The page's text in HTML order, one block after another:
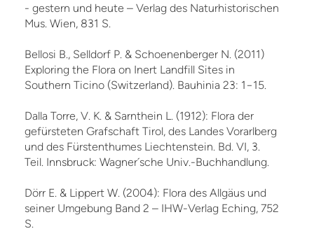
- gestern und heute – Verlag des Naturhistorischen
Mus. Wien, 831 S.
Bellosi B., Selldorf P. & Schoenenberger N. (2011)
Exploring the Flora on Inert Landfill Sites in
Southern Ticino (Switzerland). Bauhinia 23: 1−15.
Dalla Torre, V. K. & Sarnthein L. (1912): Flora der
gefürsteten Grafschaft Tirol, des Landes Vorarlberg
und des Fürstenthumes Liechtenstein. Bd. VI, 3.
Teil. Innsbruck: Wagner´sche Univ.-Buchhandlung.
Dörr E. & Lippert W. (2004): Flora des Allgäus und
seiner Umgebung Band 2 – IHW-Verlag Eching, 752
S.